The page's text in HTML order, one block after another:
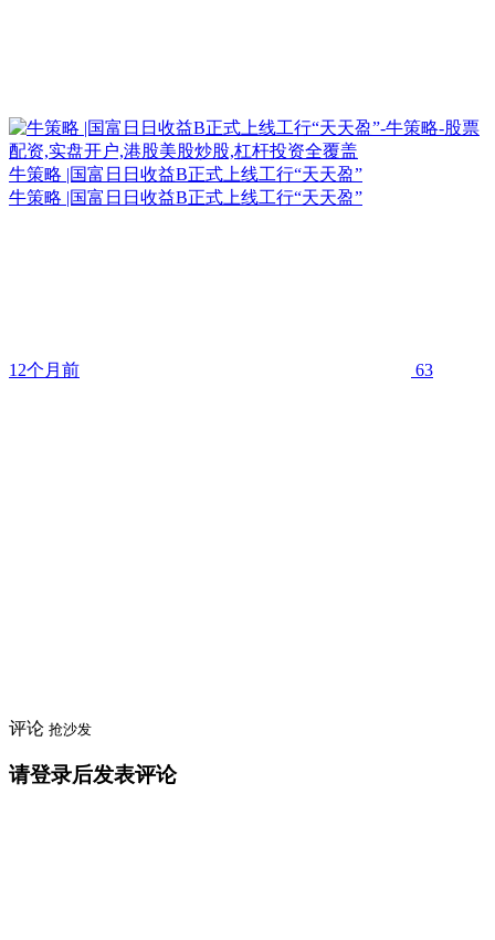
牛策略 |国富日日收益B正式上线工行“天天盈”
牛策略 |国富日日收益B正式上线工行“天天盈”
12个月前 63
评论 抢沙发
请登录后发表评论